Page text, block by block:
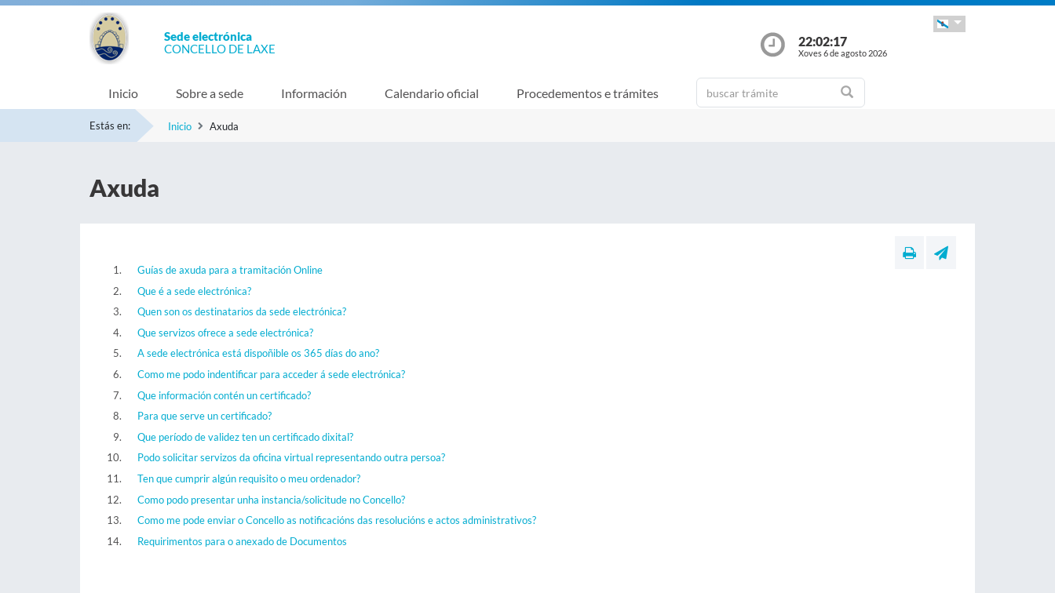
Sede electrónica
CONCELLO DE LAXE
22:02:18
Xoves 6 de agosto 2026
Inicio Sobre a sede Información Calendario oficial Procedementos e trámites
Estás en: Inicio Axuda
Axuda
Guías de axuda para a tramitación Online
Que é a sede electrónica?
Quen son os destinatarios da sede electrónica?
Que servizos ofrece a sede electrónica?
A sede electrónica está dispoñible os 365 días do ano?
Como me podo indentificar para acceder á sede electrónica?
Que información contén un certificado?
Para que serve un certificado?
Que período de validez ten un certificado dixital?
Podo solicitar servizos da oficina virtual representando outra persoa?
Ten que cumprir algún requisito o meu ordenador?
Como podo presentar unha instancia/solicitude no Concello?
Como me pode enviar o Concello as notificacións das resolucións e actos administrativos?
Requirimentos para o anexado de Documentos